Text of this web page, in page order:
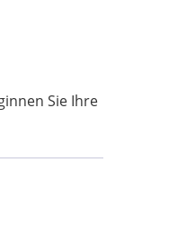
Sie Ihre